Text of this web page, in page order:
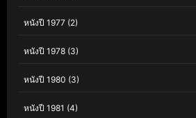
หนังปี 1977 (2)
หนังปี 1978 (3)
หนังปี 1980 (3)
หนังปี 1981 (4)